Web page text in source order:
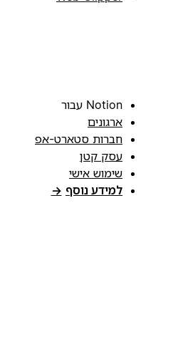
Notion עבור
ארגונים
חברות סטארט-אפ
עסק קטן
שימוש אישי
למידע נוסף →